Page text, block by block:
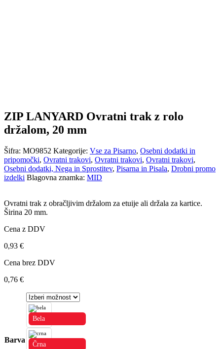
ZIP LANYARD Ovratni trak z rolo
držalom, 20 mm
Šifra: MO9852 Kategorije: Vse za Pisarno, Osebni dodatki in
pripomočki, Ovratni trakovi, Ovratni trakovi, Ovratni trakovi,
Osebni dodatki, Nega in Sprostitev, Pisarna in Pisala, Drobni promo
izdelki Blagovna znamka: MID
Ovratni trak z obračljivim držalom za etuije ali držala za kartice.
Širina 20 mm.
Cena z DDV
0,93 €
Cena brez DDV
0,76 €
Barva
Bela
Črna